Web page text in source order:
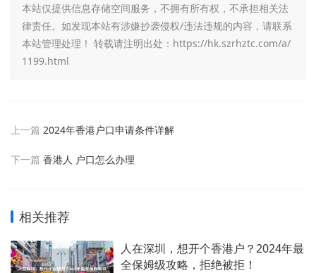
本站仅提供信息存储空间服务，不拥有所有权，不承担相关法
律责任。如发现本站有涉嫌抄袭侵权/违法违规的内容，请联系
本站管理处理！ 转载请注明出处： https://hk.szrhztc.com/a/
1199.html
上一篇 2024年香港户口申请条件详解
下一篇 香港人 户口怎么办理
相关推荐
人在深圳，想开个香港户？2024年最
全保姆级攻略，拒绝被拒！